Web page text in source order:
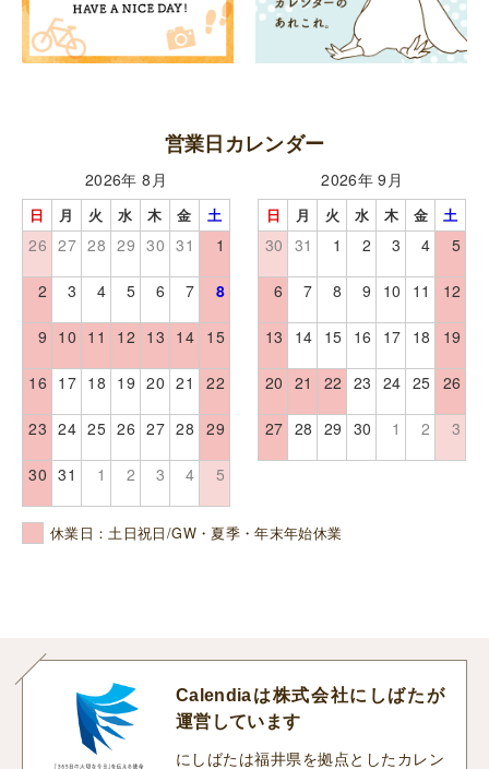
営業日カレンダー
2026年 8月
日 月 火 水 木 金 土
26 27 28 29 30 31 1
2 3 4 5 6 7 8
9 10 11 12 13 14 15
16 17 18 19 20 21 22
23 24 25 26 27 28 29
30 31 1 2 3 4 5
2026年 9月
日 月 火 水 木 金 土
30 31 1 2 3 4 5
6 7 8 9 10 11 12
13 14 15 16 17 18 19
20 21 22 23 24 25 26
27 28 29 30 1 2 3
休業日：土日祝日/GW・夏季・年末年始休業
Calendiaは株式会社にしばたが
運営しています
にしばたは福井県を拠点としたカレン